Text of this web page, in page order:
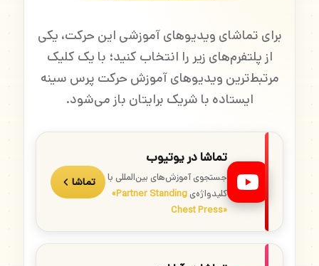
برای تماشای ویدیوهای آموزشی این حرکت، یکی
از پلتفرم‌های زیر را انتخاب کنید؛ با یک کلیک
مرتبط‌ترین ویدیوهای آموزش حرکت پرس سینه
ایستاده با شریک برایتان باز می‌شود.
تماشا در یوتیوب
جستجوی آموزش‌های بین‌المللی با
کلیدواژه‌ی«Partner Standing
Chest Press»
تماشا